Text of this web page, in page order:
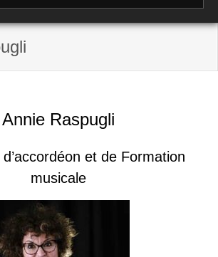
Annie Raspugli
et de Formation
musicale